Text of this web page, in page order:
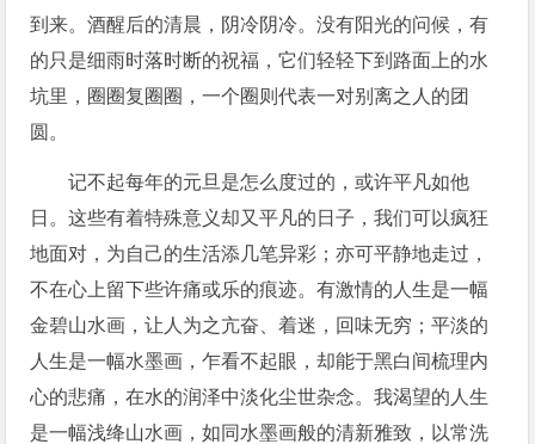
到来。酒醒后的清晨，阴冷阴冷。没有阳光的问候，有
的只是细雨时落时断的祝福，它们轻轻下到路面上的水
坑里，圈圈复圈圈，一个圈则代表一对别离之人的团
圆。
记不起每年的元旦是怎么度过的，或许平凡如他
日。这些有着特殊意义却又平凡的日子，我们可以疯狂
地面对，为自己的生活添几笔异彩；亦可平静地走过，
不在心上留下些许痛或乐的痕迹。有激情的人生是一幅
金碧山水画，让人为之亢奋、着迷，回味无穷；平淡的
人生是一幅水墨画，乍看不起眼，却能于黑白间梳理内
心的悲痛，在水的润泽中淡化尘世杂念。我渴望的人生
是一幅浅绛山水画，如同水墨画般的清新雅致，以常洗